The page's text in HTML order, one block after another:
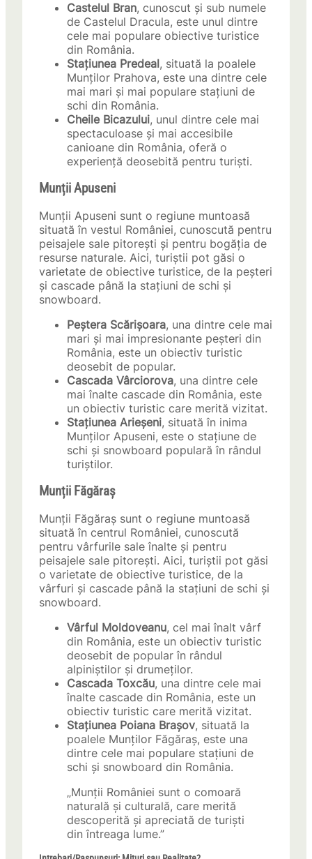
Castelul Bran, cunoscut și sub numele
de Castelul Dracula, este unul dintre
cele mai populare obiective turistice
din România.
Stațiunea Predeal, situată la poalele
Munților Prahova, este una dintre cele
mai mari și mai populare stațiuni de
schi din România.
Cheile Bicazului, unul dintre cele mai
spectaculoase și mai accesibile
canioane din România, oferă o
experiență deosebită pentru turiști.
Munții Apuseni
Munții Apuseni sunt o regiune muntoasă
situată în vestul României, cunoscută pentru
peisajele sale pitorești și pentru bogăția de
resurse naturale. Aici, turiștii pot găsi o
varietate de obiective turistice, de la peșteri
și cascade până la stațiuni de schi și
snowboard.
Peștera Scărișoara, una dintre cele mai
mari și mai impresionante peșteri din
România, este un obiectiv turistic
deosebit de popular.
Cascada Vârciorova, una dintre cele
mai înalte cascade din România, este
un obiectiv turistic care merită vizitat.
Stațiunea Arieșeni, situată în inima
Munților Apuseni, este o stațiune de
schi și snowboard populară în rândul
turiștilor.
Munții Făgăraș
Munții Făgăraș sunt o regiune muntoasă
situată în centrul României, cunoscută
pentru vârfurile sale înalte și pentru
peisajele sale pitorești. Aici, turiștii pot găsi
o varietate de obiective turistice, de la
vârfuri și cascade până la stațiuni de schi și
snowboard.
Vârful Moldoveanu, cel mai înalt vârf
din România, este un obiectiv turistic
deosebit de popular în rândul
alpiniștilor și drumeților.
Cascada Toxcău, una dintre cele mai
înalte cascade din România, este un
obiectiv turistic care merită vizitat.
Stațiunea Poiana Brașov, situată la
poalele Munților Făgăraș, este una
dintre cele mai populare stațiuni de
schi și snowboard din România.
„Munții României sunt o comoară
naturală și culturală, care merită
descoperită și apreciată de turiști
din întreaga lume.”